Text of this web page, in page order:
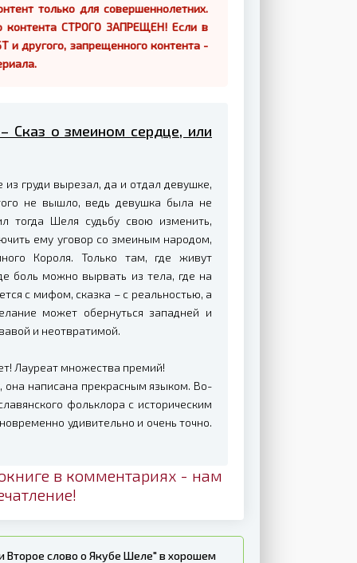
только для совершеннолетних.
контента СТРОГО ЗАПРЕЩЕН! Если в
и другого, запрещенного контента -
Сказ о змеином сердце, или
груди вырезал, да и отдал девушке,
не вышло, ведь девушка была не
тогда Шеля судьбу свою изменить,
ему уговор со змеиным народом,
Короля. Только там, где живут
боль можно вырвать из тела, где на
с мифом, сказка – с реальностью, а
может обернуться западней и
и неотвратимой.
Лауреат множества премий!
написана прекрасным языком. Во-
фольклора с историческим
удивительно и очень точно.
в комментариях - нам
Второе слово о Якубе Шеле" в хорошем